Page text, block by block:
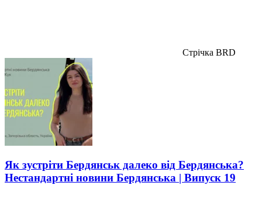
Стрічка BRD
Як зустріти Бердянськ далеко від Бердянська?
Нестандартні новини Бердянська | Випуск 19